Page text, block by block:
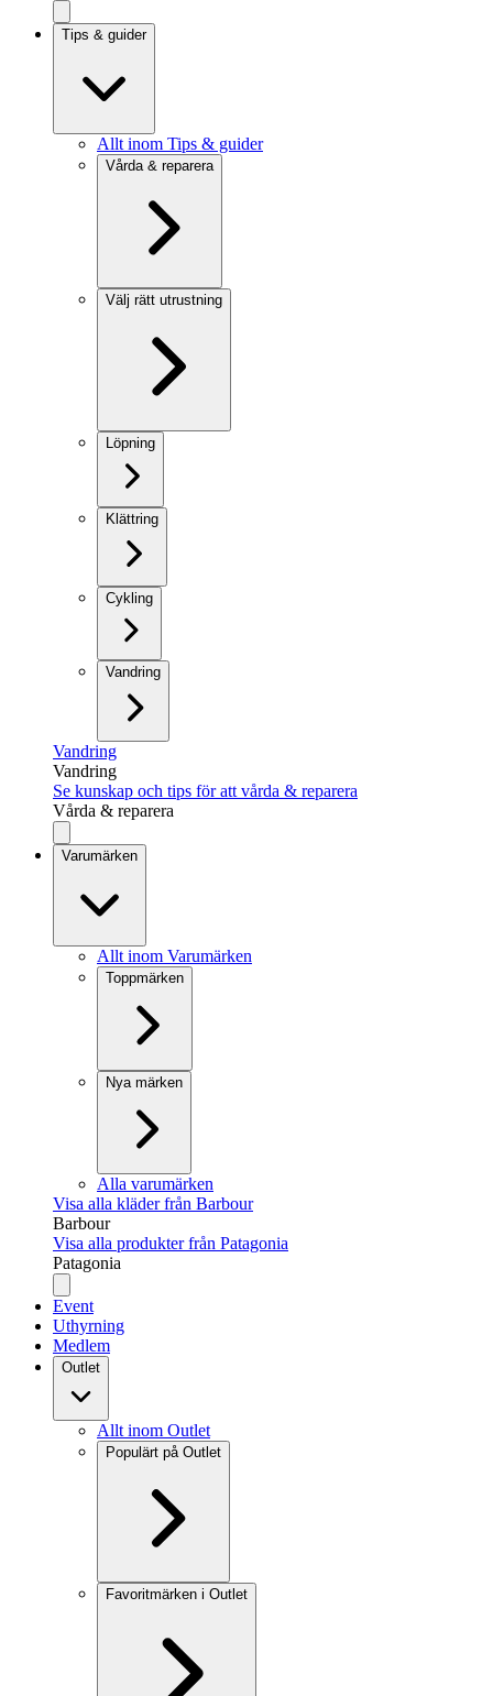
Tips & guider
Allt inom Tips & guider
Vårda & reparera
Välj rätt utrustning
Löpning
Klättring
Cykling
Vandring
Vandring
Vandring
Se kunskap och tips för att vårda & reparera
Vårda & reparera
Varumärken
Allt inom Varumärken
Toppmärken
Nya märken
Alla varumärken
Visa alla kläder från Barbour
Barbour
Visa alla produkter från Patagonia
Patagonia
Event
Uthyrning
Medlem
Outlet
Allt inom Outlet
Populärt på Outlet
Favoritmärken i Outlet